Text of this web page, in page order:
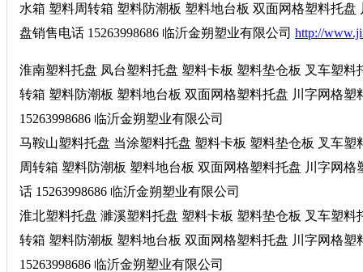
水箱 塑料周转箱 塑料防潮板 塑料地台板 双面网格塑料托
盘销售电话 15263998686 临沂金朔塑业有限公司 http://
淮南塑料托盘 凤台塑料托盘 塑料卡板 塑料垫仓板 叉车塑
转箱 塑料防潮板 塑料地台板 双面网格塑料托盘 川字网格
15263998686 临沂金朔塑业有限公司
马鞍山塑料托盘 当涂塑料托盘 塑料卡板 塑料垫仓板 叉车
周转箱 塑料防潮板 塑料地台板 双面网格塑料托盘 川字网
话 15263998686 临沂金朔塑业有限公司
淮北塑料托盘 濉溪塑料托盘 塑料卡板 塑料垫仓板 叉车塑
转箱 塑料防潮板 塑料地台板 双面网格塑料托盘 川字网格
15263998686 临沂金朔塑业有限公司